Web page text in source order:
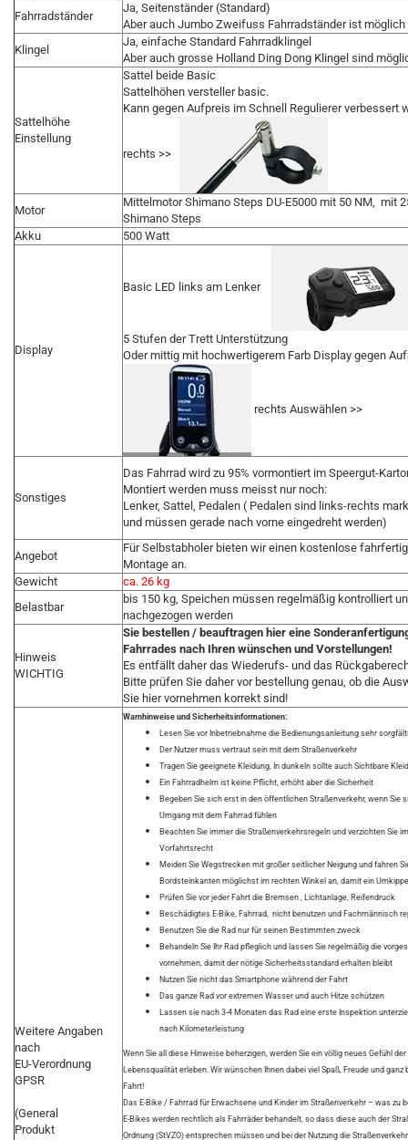
Fahrradständer
Ja, Seitenständer (Standard)
Aber auch Jumbo Zweifuss Fahrradständer ist möglich
Klingel
Ja, einfache Standard Fahrradklingel
Aber auch grosse Holland Ding Dong Klingel sind
Sattelhöhe
Einstellung
Sattel beide Basic
Sattelhöhen versteller basic.
Kann gegen Aufpreis im Schnell Regulierer verbessert
rechts >>
Motor
Mittelmotor Shimano Steps DU-E5000 mit 50 NM, mit
Shimano Steps
Akku
500 Watt
Display
Basic LED links am Lenker
5 Stufen der Trett Unterstützung
Oder mittig mit hochwertigerem Farb Display gegen
rechts Auswählen >>
Sonstiges
Das Fahrrad wird zu 95% vormontiert im Speergut-
Montiert werden muss meisst nur noch:
Lenker, Sattel, Pedalen ( Pedalen sind links-rechts
und müssen gerade nach vorne eingedreht werden)
Angebot
Für Selbstabholer bieten wir einen kostenlose
Montage an.
Gewicht
ca. 26 kg
Belastbar
bis 150 kg, Speichen müssen regelmäßig kontrolliert
nachgezogen werden
Hinweis
WICHTIG
Sie bestellen / beauftragen hier eine
Fahrrades nach Ihren wünschen und Vorstellungen!
Es entfällt daher das Wiederufs- und das
Bitte prüfen Sie daher vor bestellung genau, ob die
Sie hier vornehmen korrekt sind!
Weitere Angaben
nach
EU-Verordnung
GPSR
(General
Produkt
Warnhinweise und Sicherheitsinformationen:
Lesen Sie vor Inbetriebnahme die Bedienungsanleitung sehr
Der Nutzer muss vertraut sein mit dem Straßenverkehr
Tragen Sie geeignete Kleidung, In dunkeln sollte auch Sichtbare
Ein Fahrradhelm ist keine Pflicht, erhöht aber die Sicherheit
Begeben Sie sich erst in den öffentlichen Straßenverkehr, wenn Sie
Umgang mit dem Fahrrad fühlen
Beachten Sie immer die Straßenverkehrsregeln und verzichten Sie
Vorfahrtsrecht
Meiden Sie Wegstrecken mit großer seitlicher Neigung und fahren
Bordsteinkanten möglichst im rechten Winkel an, damit ein
Prüfen Sie vor jeder Fahrt die Bremsen , Lichtanlage, Reifendruck
Beschädigtes E-Bike, Fahrrad, nicht benutzen und Fachmännisch
Benutzen Sie die Rad nur für seinen Bestimmten zweck
Behandeln Sie Ihr Rad pfleglich und lassen Sie regelmäßig die
vornehmen, damit der nötige Sicherheitsstandard erhalten bleibt
Nutzen Sie nicht das Smartphone während der Fahrt
Das ganze Rad vor extremen Wasser und auch Hitze schützen
Lassen sie nach 3-4 Monaten das Rad eine erste Inspektion
nach Kilometerleistung
Wenn Sie all diese Hinweise beherzigen, werden Sie ein völlig neues Gefühl
Lebensqualität erleben. Wir wünschen Ihnen dabei viel Spaß, Freude und
Fahrt!
Das E-Bike / Fahrrad für Erwachsene und Kinder im Straßenverkehr – was zu
E-Bikes werden rechtlich als Fahrräder behandelt, so dass diese auch der
Ordnung (StVZO) entsprechen müssen und bei der Nutzung die